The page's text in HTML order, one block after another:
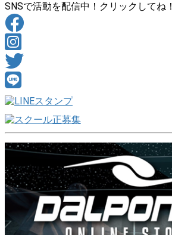
SNSで活動を配信中！クリックしてね！